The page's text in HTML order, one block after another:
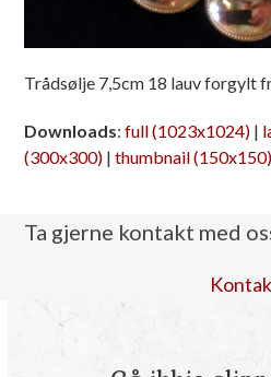
Trådsølje 7,5cm 18 lauv forgylt
Downloads:full (1023x1024) |
(300x300) |thumbnail (150x150)
Ta gjerne kontakt med